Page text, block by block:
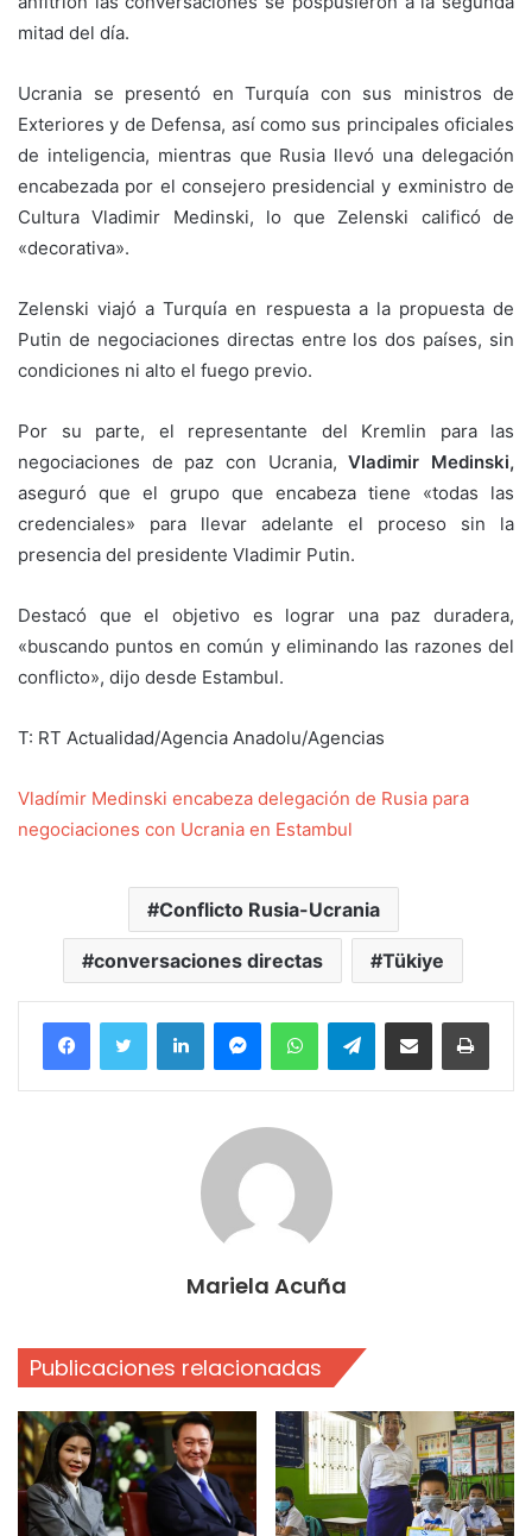
mitad del día.
Ucrania se presentó en Turquía con sus ministros de
Exteriores y de Defensa, así como sus principales oficiales
de inteligencia, mientras que Rusia llevó una delegación
encabezada por el consejero presidencial y exministro de
Cultura Vladimir Medinski, lo que Zelenski calificó de
«decorativa».
Zelenski viajó a Turquía en respuesta a la propuesta de
Putin de negociaciones directas entre los dos países, sin
condiciones ni alto el fuego previo.
Por su parte, el representante del Kremlin para las
negociaciones de paz con Ucrania,Vladimir Medinski,
aseguró que el grupo que encabeza tiene «todas las
credenciales» para llevar adelante el proceso sin la
presencia del presidente Vladimir Putin.
Destacó que el objetivo es lograr una paz duradera,
«buscando puntos en común y eliminando las razones del
conflicto», dijo desde Estambul.
T: RT Actualidad/Agencia Anadolu/Agencias
Vladímir Medinski encabeza delegación de Rusia para
negociaciones con Ucrania en Estambul
Conflicto Rusia-Ucrania
conversaciones directas Tükiye
FacebookTwitter LinkedInMessengerWhatsAppTelegramCompartir por correo electrónico
Mariela Acuña
Publicaciones relacionadas